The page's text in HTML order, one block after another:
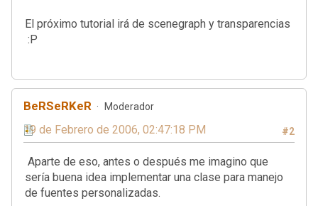
El próximo tutorial irá de scenegraph y transparencias
:P
BeRSeRKeR Moderador
#2
19 de Febrero de 2006, 02:47:18 PM
Aparte de eso, antes o después me imagino que
sería buena idea implementar una clase para manejo
de fuentes personalizadas.